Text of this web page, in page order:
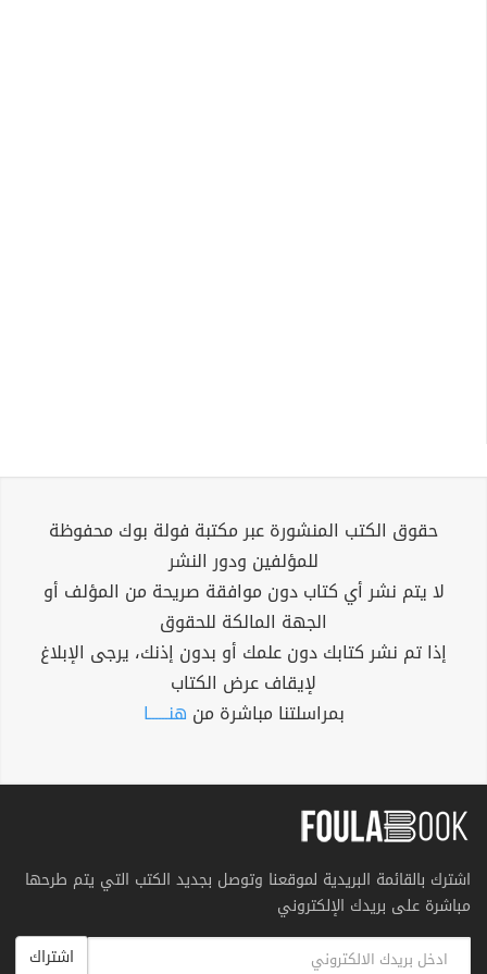
حقوق الكتب المنشورة عبر مكتبة فولة بوك محفوظة
للمؤلفين ودور النشر
لا يتم نشر أي كتاب دون موافقة صريحة من المؤلف أو
الجهة المالكة للحقوق
إذا تم نشر كتابك دون علمك أو بدون إذنك، يرجى الإبلاغ
لإيقاف عرض الكتاب
بمراسلتنا مباشرة من هنــــــا
اشترك بالقائمة البريدية لموقعنا وتوصل بجديد الكتب التي يتم طرحها
مباشرة على بريدك الإلكتروني
اشتراك